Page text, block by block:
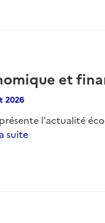
et
2026
l'actualité
suite